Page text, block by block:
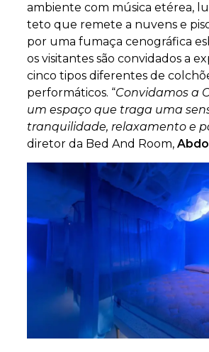
ambiente com música etérea,
teto que remete a nuvens e
por uma fumaça cenográfica
os visitantes são convidados a
cinco tipos diferentes de
performáticos. “Convidamos a
um espaço que traga uma
tranquilidade, relaxamento e
diretor da Bed And Room,